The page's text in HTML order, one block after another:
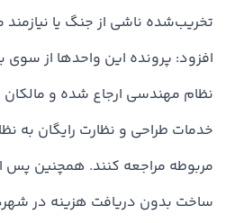
تخریب‌شده ناشی از جنگ یا
افزود: پرونده این واحدها از سوی
نظام مهندسی ارجاع شده و مالکان
خدمات طراحی و نظارت رایگان به
مربوطه مراجعه کنند. همچنین پس
ساخت بدون دریافت هزینه در